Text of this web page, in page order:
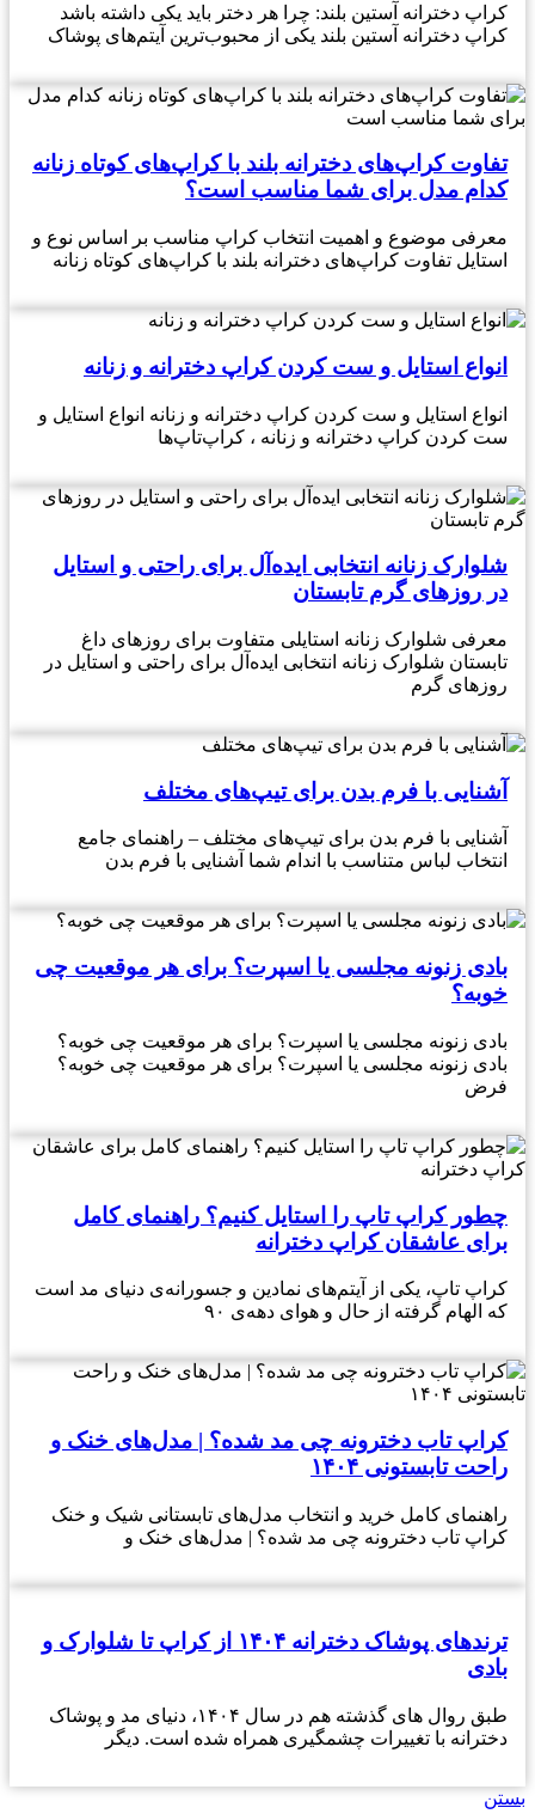
کراپ دخترانه آستین بلند: چرا هر دختر باید یکی داشته باشد
کراپ دخترانه آستین بلند یکی از محبوب‌ترین آیتم‌های پوشاک
تفاوت کراپ‌های دخترانه بلند با کراپ‌های کوتاه زنانه
کدام مدل برای شما مناسب است؟
معرفی موضوع و اهمیت انتخاب کراپ مناسب بر اساس نوع و
استایل تفاوت کراپ‌های دخترانه بلند با کراپ‌های کوتاه زنانه
انواع استایل و ست کردن کراپ دخترانه و زنانه
انواع استایل و ست کردن کراپ دخترانه و زنانه انواع استایل و
ست کردن کراپ دخترانه و زنانه ، کراپ‌تاپ‌ها
شلوارک زنانه انتخابی ایده‌آل برای راحتی و استایل
در روزهای گرم تابستان
معرفی شلوارک زنانه استایلی متفاوت برای روزهای داغ
تابستان شلوارک زنانه انتخابی ایده‌آل برای راحتی و استایل در
روزهای گرم
آشنایی با فرم بدن برای تیپ‌های مختلف
آشنایی با فرم بدن برای تیپ‌های مختلف – راهنمای جامع
انتخاب لباس متناسب با اندام شما آشنایی با فرم بدن
بادی زنونه مجلسی یا اسپرت؟ برای هر موقعیت چی
خوبه؟
بادی زنونه مجلسی یا اسپرت؟ برای هر موقعیت چی خوبه؟
بادی زنونه مجلسی یا اسپرت؟ برای هر موقعیت چی خوبه؟
فرض
چطور کراپ تاپ را استایل کنیم؟ راهنمای کامل
برای عاشقان کراپ دخترانه
کراپ تاپ، یکی از آیتم‌های نمادین و جسورانه‌ی دنیای مد است
که الهام گرفته از حال و هوای دهه‌ی ۹۰
کراپ تاب دخترونه چی مد شده؟ | مدل‌های خنک و
راحت تابستونی ۱۴۰۴
راهنمای کامل خرید و انتخاب مدل‌های تابستانی شیک و خنک
کراپ تاب دخترونه چی مد شده؟ | مدل‌های خنک و
ترندهای پوشاک دخترانه ۱۴۰۴ از کراپ تا شلوارک و
بادی
طبق روال های گذشته هم در سال ۱۴۰۴، دنیای مد و پوشاک
دخترانه با تغییرات چشمگیری همراه شده است. دیگر
بستن